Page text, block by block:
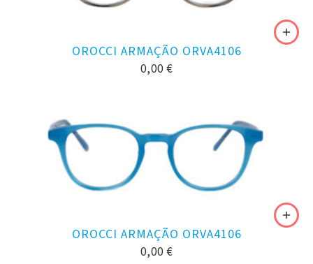
OROCCI ARMAÇÃO ORVA4106
0,00 €
OROCCI ARMAÇÃO ORVA4106
0,00 €